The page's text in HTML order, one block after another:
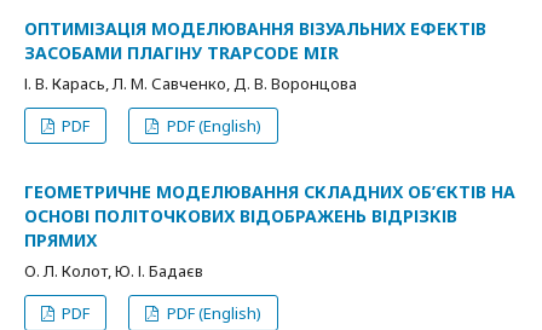
ОПТИМІЗАЦІЯ МОДЕЛЮВАННЯ ВІЗУАЛЬНИХ ЕФЕКТІВ
ЗАСОБАМИ ПЛАГІНУ TRAPCODE MIR
І. В. Карась, Л. М. Савченко, Д. В. Воронцова
PDF
PDF (English)
ГЕОМЕТРИЧНЕ МОДЕЛЮВАННЯ СКЛАДНИХ ОБ’ЄКТІВ НА
ОСНОВІ ПОЛІТОЧКОВИХ ВІДОБРАЖЕНЬ ВІДРІЗКІВ
ПРЯМИХ
О. Л. Колот, Ю. І. Бадаєв
PDF
PDF (English)